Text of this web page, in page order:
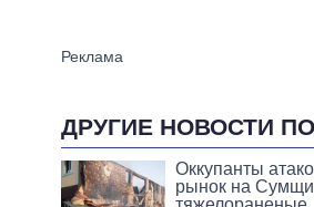
ДРУГИЕ НОВОСТИ
Оккупанты
рынок на